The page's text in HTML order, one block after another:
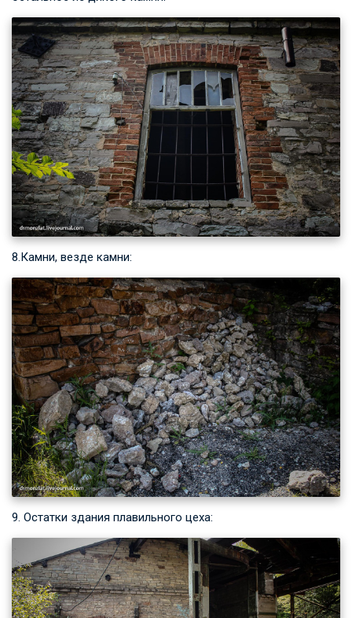
8.Камни, везде камни:
9. Остатки здания плавильного цеха: